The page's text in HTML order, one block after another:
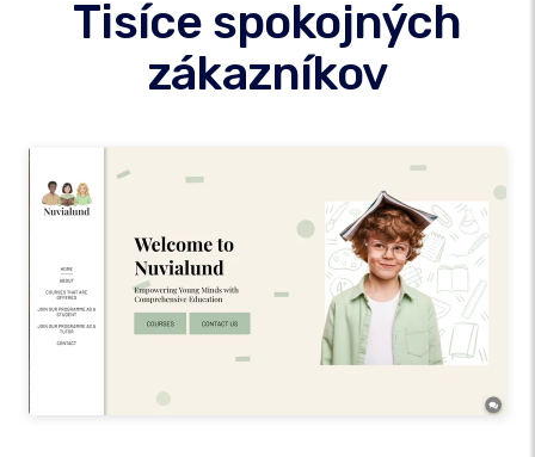
Tisíce spokojných
zákazníkov